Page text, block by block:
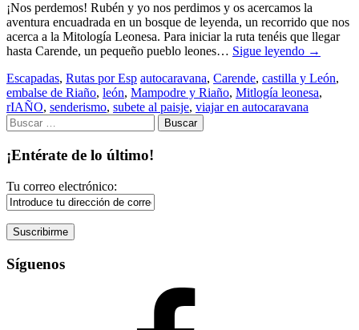
¡Nos perdemos! Rubén y yo nos perdimos y os acercamos la
aventura encuadrada en un bosque de leyenda, un recorrido que nos
acerca a la Mitología Leonesa. Para iniciar la ruta tenéis que llegar
hasta Carende, un pequeño pueblo leones… Sigue leyendo →
Escapadas, Rutas por Esp autocaravana, Carende, castilla y León,
embalse de Riaño, león, Mampodre y Riaño, Mitlogía leonesa,
rIAÑO, senderismo, subete al paisje, viajar en autocaravana
Buscar:
¡Entérate de lo último!
Tu correo electrónico:
Síguenos